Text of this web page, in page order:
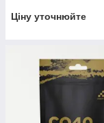
Ціну уточнюйте